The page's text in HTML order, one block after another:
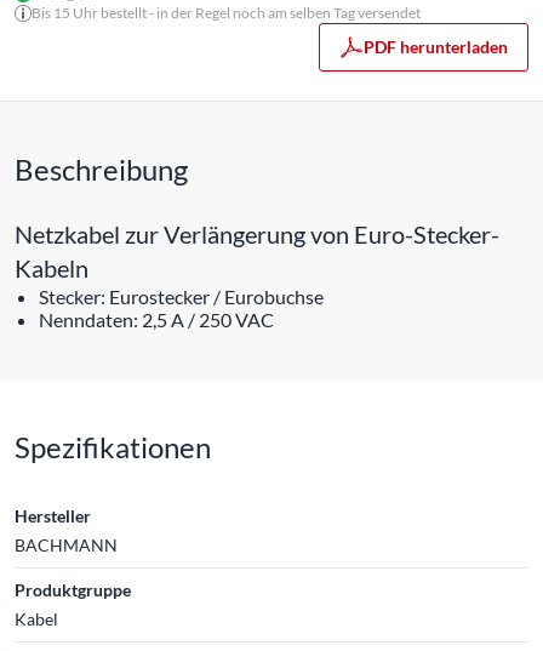
Bis 15 Uhr bestellt - in der Regel noch am selben Tag versendet
PDF herunterladen
Beschreibung
Netzkabel zur Verlängerung von Euro-Stecker-
Kabeln
Stecker: Eurostecker / Eurobuchse
Nenndaten: 2,5 A / 250 VAC
Spezifikationen
Hersteller
BACHMANN
Produktgruppe
Kabel